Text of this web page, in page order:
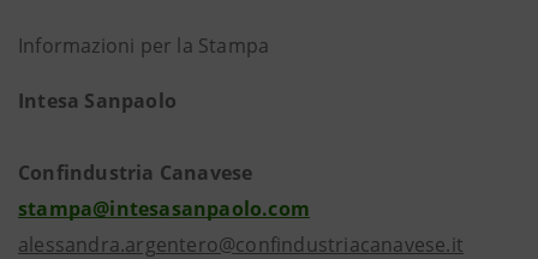
Informazioni per la Stampa
Intesa Sanpaolo
Confindustria Canavese
stampa@intesasanpaolo.com
alessandra.argentero@confindustriacanavese.it